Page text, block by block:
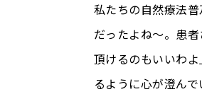
私たちの自然療法
だったよね～。患
頂けるのもいいわ
るように心が澄んで